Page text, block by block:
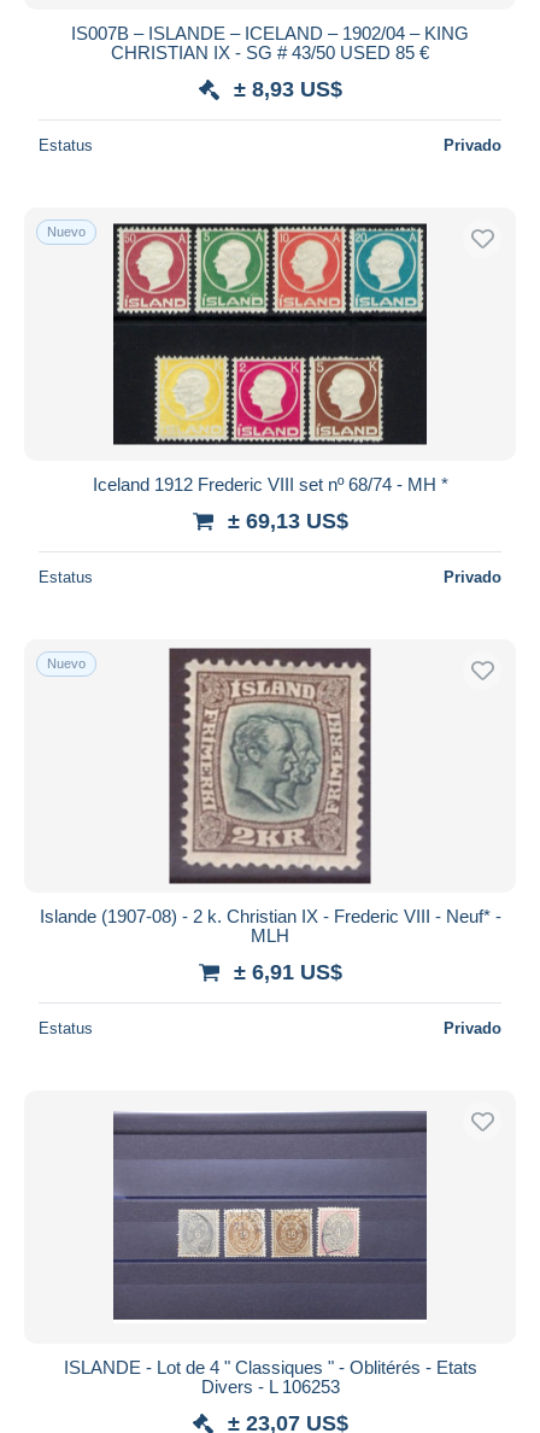
IS007B – ISLANDE – ICELAND – 1902/04 – KING
CHRISTIAN IX - SG # 43/50 USED 85 €
± 8,93 US$
Estatus Privado
Nuevo
Iceland 1912 Frederic VIII set nº 68/74 - MH *
± 69,13 US$
Estatus Privado
Nuevo
Islande (1907-08) - 2 k. Christian IX - Frederic VIII - Neuf* -
MLH
± 6,91 US$
Estatus Privado
ISLANDE - Lot de 4 " Classiques " - Oblitérés - Etats
Divers - L 106253
± 23,07 US$